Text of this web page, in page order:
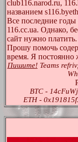
club116.narod.ru,
названием
Все последние годы
116.сс.ua. Однако,
сайт нужно платить.
Прошу помочь
время. Я постоянно
Пишите!Teams
BTC -
ETH -